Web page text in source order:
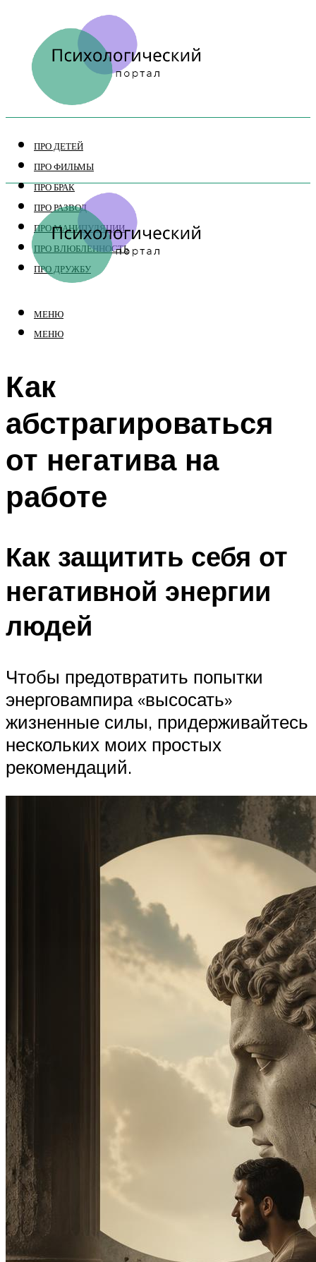
ПРО ДЕТЕЙ
ПРО ФИЛЬМЫ
ПРО БРАК
ПРО РАЗВОД
ПРО МАНИПУЛЯЦИИ
ПРО ВЛЮБЛЕННОСТЬ
ПРО ДРУЖБУ
МЕНЮ
МЕНЮ
Как
абстрагироваться
от негатива на
работе
Как защитить себя от
негативной энергии
людей
Чтобы предотвратить попытки
энерговампира «высосать»
жизненные силы, придерживайтесь
нескольких моих простых
рекомендаций.